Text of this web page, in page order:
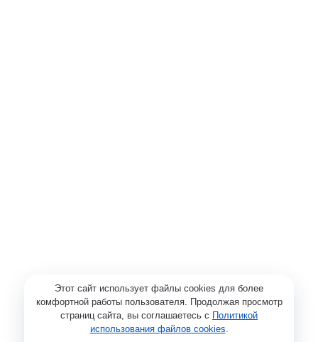
Этот сайт использует файлы cookies для более
комфортной работы пользователя. Продолжая просмотр
страниц сайта, вы соглашаетесь с Политикой
использования файлов cookies.